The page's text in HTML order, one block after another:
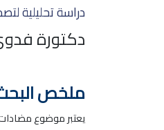
دراسة تحليلية
دكتورة
ملخص
يعتبر موضوع